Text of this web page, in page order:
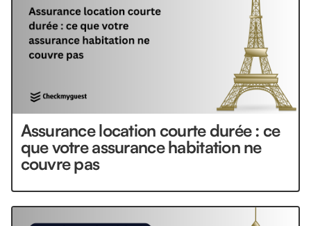
Assurance location courte durée : ce
que votre assurance habitation ne
couvre pas